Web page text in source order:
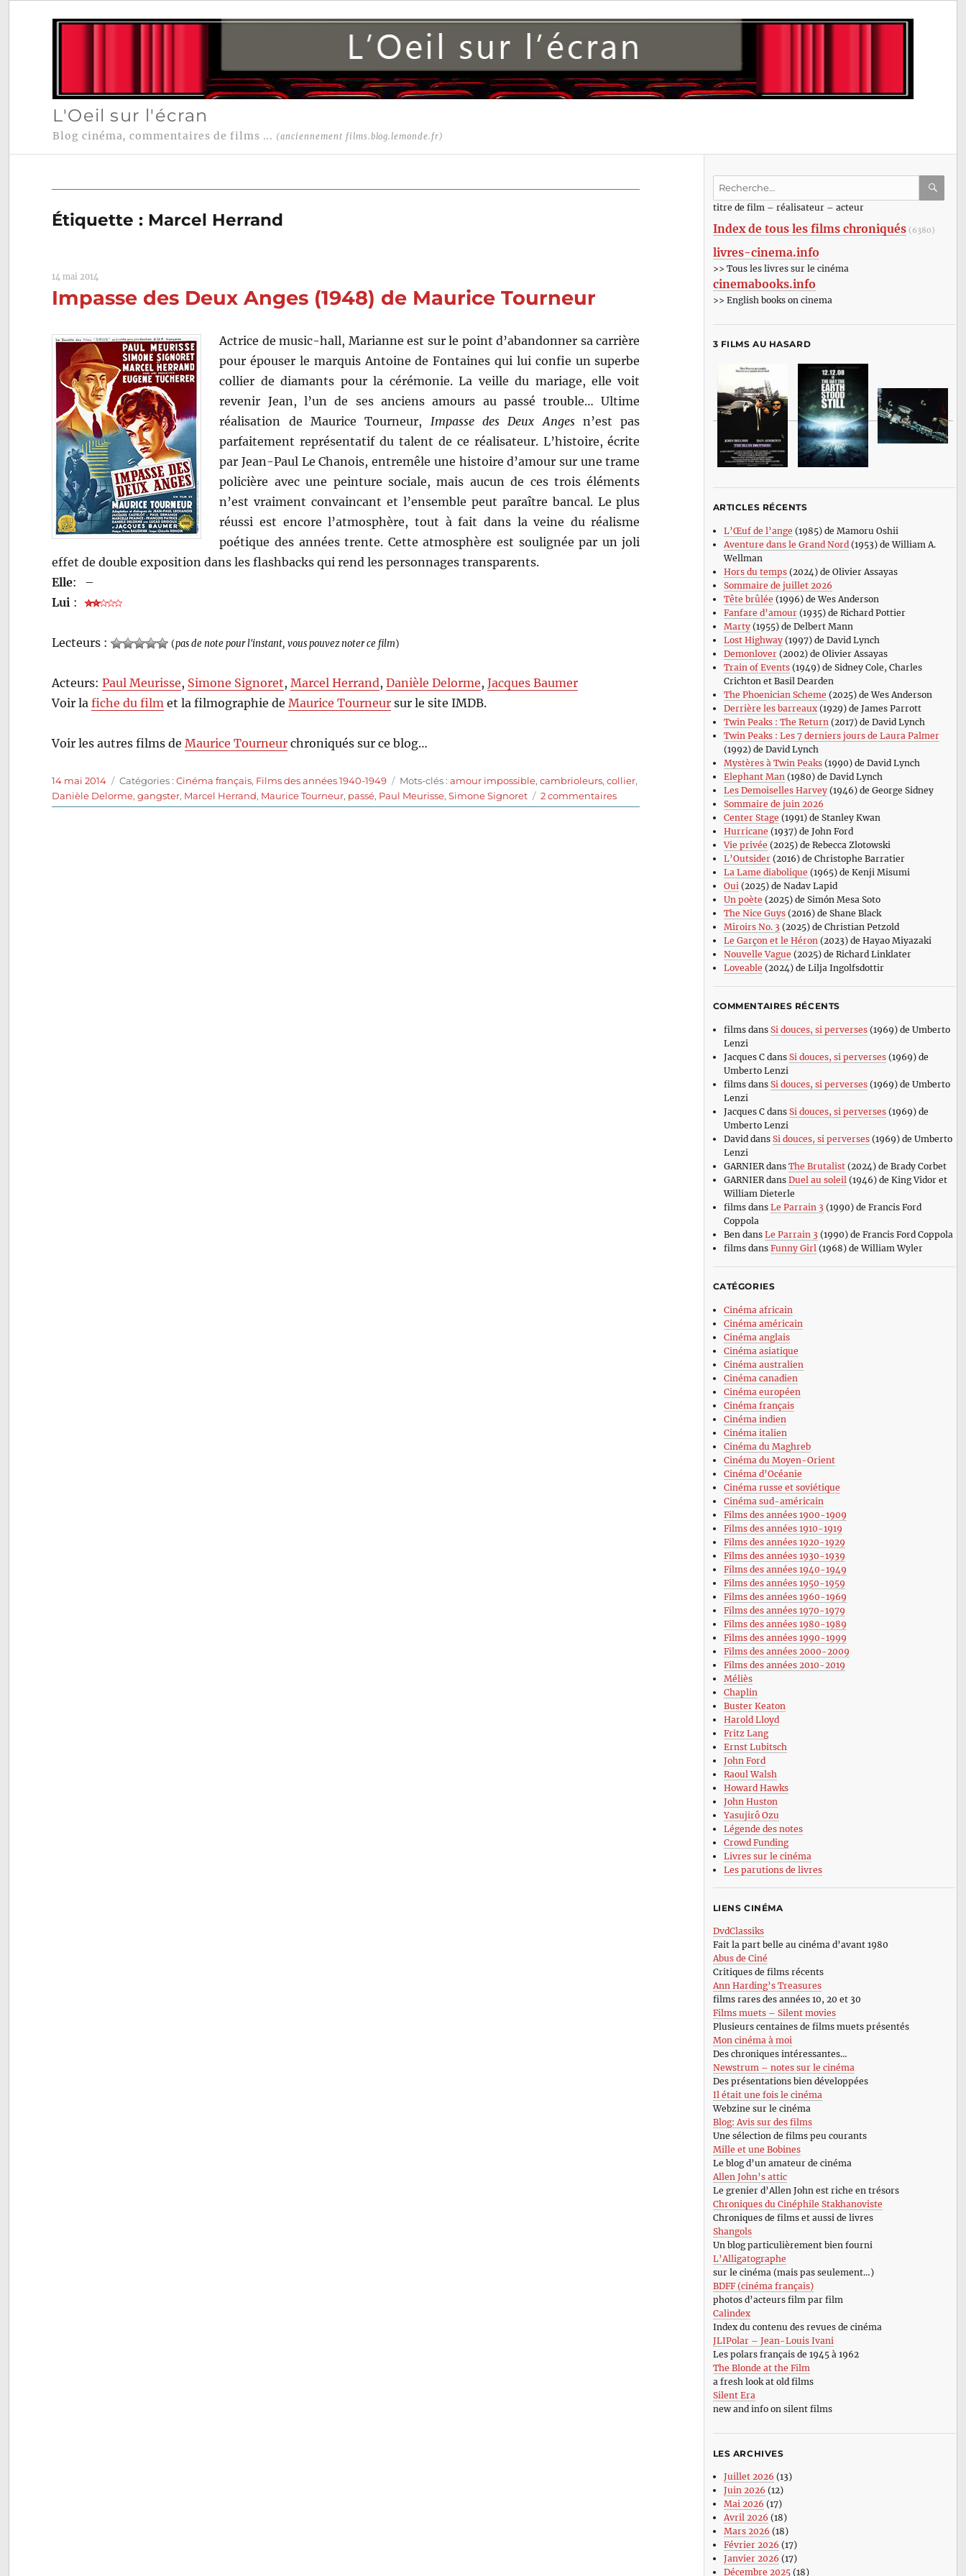
L'Oeil sur l'écran
Blog cinéma, commentaires de films ... (anciennement films.blog.lemonde.fr)
Étiquette : Marcel Herrand
14 mai 2014
Impasse des Deux Anges (1948) de Maurice Tourneur
Actrice de music-hall, Marianne est sur le point d’abandonner sa carrière
pour épouser le marquis Antoine de Fontaines qui lui confie un superbe
collier de diamants pour la cérémonie. La veille du mariage, elle voit
revenir Jean, l’un de ses anciens amours au passé trouble… Ultime
réalisation de Maurice Tourneur, Impasse des Deux Angesn’est pas
parfaitement représentatif du talent de ce réalisateur. L’histoire, écrite
par Jean-Paul Le Chanois, entremêle une histoire d’amour sur une trame
policière avec une peinture sociale, mais aucun de ces trois éléments
n’est vraiment convaincant et l’ensemble peut paraître bancal. Le plus
réussi est encore l’atmosphère, tout à fait dans la veine du réalisme
poétique des années trente. Cette atmosphère est soulignée par un joli
effet de double exposition dans les flashbacks qui rend les personnages transparents.
Elle:
–
Lui :
Lecteurs : (pas de note pour l'instant, vous pouvez noter ce film)
Acteurs:Paul Meurisse, Simone Signoret,Marcel Herrand,Danièle Delorme,Jacques Baumer
Voir lafiche du film et la filmographie deMaurice Tourneur sur le site IMDB.
Voir les autres films deMaurice Tourneur chroniqués sur ce blog…
Publié
le
14 mai 2014 Catégories
Catégories :Cinéma français, Films des années 1940-1949 Étiquettes
Mots-clés :amour impossible,cambrioleurs,collier,
Danièle Delorme,gangster, Marcel Herrand, Maurice Tourneur, passé, Paul Meurisse,Simone Signoret 2 commentairessur
Impasse
Recherche
:titre de film – réalisateur – acteur
Index de tous les films chroniqués (6380)
livres-cinema.info
>> Tous les livres sur le cinéma
cinemabooks.info
>> English books on cinema
3 FILMS AU HASARD
ARTICLES RÉCENTS
L’Œuf de l’ange (1985) de Mamoru Oshii
Aventure dans le Grand Nord(1953) de William A.
Wellman
Hors du temps(2024) de Olivier Assayas
Sommaire de juillet 2026
Tête brûlée (1996) de Wes Anderson
Fanfare d’amour(1935) de Richard Pottier
Marty(1955) de Delbert Mann
Lost Highway(1997) de David Lynch
Demonlover(2002) de Olivier Assayas
Train of Events(1949) de Sidney Cole, Charles
Crichton et Basil Dearden
The Phoenician Scheme (2025) de Wes Anderson
Derrière les barreaux(1929) de James Parrott
Twin Peaks : The Return(2017) de David Lynch
Twin Peaks : Les 7 derniers jours de Laura Palmer
(1992) de David Lynch
Mystères à Twin Peaks(1990) de David Lynch
Elephant Man(1980) de David Lynch
Les Demoiselles Harvey(1946) de George Sidney
Sommaire de juin 2026
Center Stage (1991) de Stanley Kwan
Hurricane (1937) de John Ford
Vie privée (2025) de Rebecca Zlotowski
L’Outsider(2016) de Christophe Barratier
La Lame diabolique (1965) de Kenji Misumi
Oui(2025) de Nadav Lapid
Un poète (2025) de Simón Mesa Soto
The Nice Guys(2016) de Shane Black
Miroirs No. 3 (2025) de Christian Petzold
Le Garçon et le Héron(2023) de Hayao Miyazaki
Nouvelle Vague (2025) de Richard Linklater
Loveable (2024) de Lilja Ingolfsdottir
COMMENTAIRES RÉCENTS
filmsdans Si douces, si perverses(1969) de Umberto
Lenzi
Jacques Cdans Si douces, si perverses(1969) de
Umberto Lenzi
filmsdans Si douces, si perverses(1969) de Umberto
Lenzi
Jacques Cdans Si douces, si perverses(1969) de
Umberto Lenzi
David dans Si douces, si perverses(1969) de Umberto
Lenzi
GARNIERdans The Brutalist(2024) de Brady Corbet
GARNIERdans Duel au soleil (1946) de King Vidor et
William Dieterle
filmsdans Le Parrain 3 (1990) de Francis Ford
Coppola
Ben dans Le Parrain 3 (1990) de Francis Ford Coppola
filmsdans Funny Girl (1968) de William Wyler
CATÉGORIES
Cinéma africain
Cinéma américain
Cinéma anglais
Cinéma asiatique
Cinéma australien
Cinéma canadien
Cinéma européen
Cinéma français
Cinéma indien
Cinéma italien
Cinéma du Maghreb
Cinéma du Moyen-Orient
Cinéma d’Océanie
Cinéma russe et soviétique
Cinéma sud-américain
Films des années 1900-1909
Films des années 1910-1919
Films des années 1920-1929
Films des années 1930-1939
Films des années 1940-1949
Films des années 1950-1959
Films des années 1960-1969
Films des années 1970-1979
Films des années 1980-1989
Films des années 1990-1999
Films des années 2000-2009
Films des années 2010-2019
Méliès
Chaplin
Buster Keaton
Harold Lloyd
Fritz Lang
Ernst Lubitsch
John Ford
Raoul Walsh
Howard Hawks
John Huston
Yasujirô Ozu
Légende des notes
Crowd Funding
Livres sur le cinéma
Les parutions de livres
LIENS CINÉMA
DvdClassiks
Fait la part belle au cinéma d’avant 1980
Abus de Ciné
Critiques de films récents
Ann Harding’s Treasures
films rares des années 10, 20 et 30
Films muets – Silent movies
Plusieurs centaines de films muets présentés
Mon cinéma à moi
Des chroniques intéressantes…
Newstrum – notes sur le cinéma
Des présentations bien développées
Il était une fois le cinéma
Webzine sur le cinéma
Blog: Avis sur des films
Une sélection de films peu courants
Mille et une Bobines
Le blog d’un amateur de cinéma
Allen John’s attic
Le grenier d’Allen John est riche en trésors
Chroniques du Cinéphile Stakhanoviste
Chroniques de films et aussi de livres
Shangols
Un blog particulièrement bien fourni
L’Alligatographe
sur le cinéma (mais pas seulement…)
BDFF (cinéma français)
photos d’acteurs film par film
Calindex
Index du contenu des revues de cinéma
JLIPolar – Jean-Louis Ivani
Les polars français de 1945 à 1962
The Blonde at the Film
a fresh look at old films
Silent Era
new and info on silent films
LES ARCHIVES
Juillet 2026 (13)
Juin 2026 (12)
Mai 2026 (17)
Avril 2026 (18)
Mars 2026 (18)
Février 2026 (17)
Janvier 2026 (17)
Décembre 2025(18)